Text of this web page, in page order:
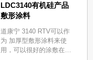
LDC3140有机硅产品
敷形涂料
道康宁 3140 RTV可以作
为 加厚型敷形涂料来使
用，可以很好的涂敷在线